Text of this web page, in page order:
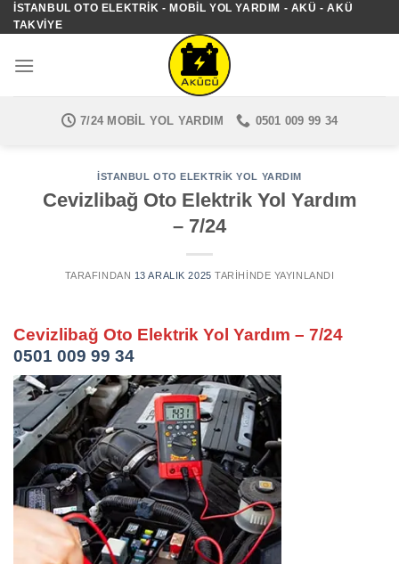
İçeriğe
atla
İSTANBUL OTO ELEKTRIK - MOBIL YOL YARDIM - AKÜ - AKÜ
TAKVIYE
7/24 MOBIL YOL YARDIM 0501 009 99 34
İSTANBUL OTO ELEKTRIK YOL YARDIM
Cevizlibağ Oto Elektrik Yol Yardım
– 7/24
TARAFINDAN 13 ARALIK 2025 TARIHINDE YAYINLANDI
Cevizlibağ Oto Elektrik Yol Yardım – 7/24
0501 009 99 34